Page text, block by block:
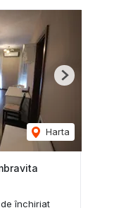
Harta
Next
închiriat